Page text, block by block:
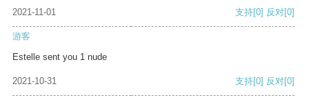
2021-11-01 支持[0] 反对[0]
游客
Estelle sent you 1 nude
2021-10-31 支持[0] 反对[0]